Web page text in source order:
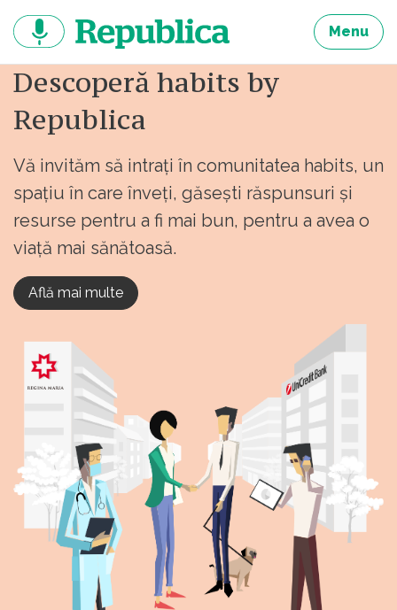
continut
Menu
Descoperă habits by
Republica
Vă invităm să intrați în comunitatea habits, un
spațiu în care înveți, găsești răspunsuri și
resurse pentru a fi mai bun, pentru a avea o
viață mai sănătoasă.
Află mai multe